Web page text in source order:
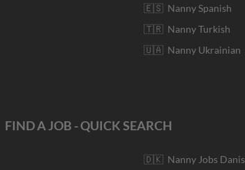
🇪🇸 Nanny Spanish
🇹🇷 Nanny Turkish
🇺🇦 Nanny Ukrainian
FIND A JOB - QUICK SEARCH
🇩🇰 Nanny Jobs